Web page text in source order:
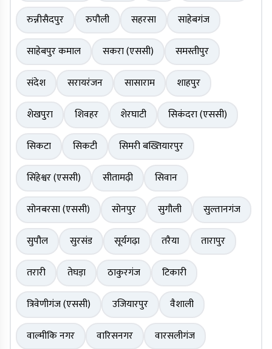
रुन्नीसैदपुर
रुपौली सहरसा
साहेबगंज
साहेबपुर कमाल
सकरा (एससी)
समस्तीपुर
संदेश
सरायरंजन सासाराम
शाहपुर
शेखपुरा
शिवहर शेरघाटी
सिकंदरा (एससी)
सिकटा
सिकटी
सिमरी बख्तियारपुर
सिंहेश्वर (एससी)
सीतामढ़ी
सिवान
सोनबरसा (एससी)
सोनपुर सुगौली
सुल्तानगंज
सुपौल
सुरसंड सूर्यगढ़ा तरैया
तारापुर
तरारी
तेघड़ा ठाकुरगंज
टिकारी
त्रिवेणीगंज (एससी)
उजियारपुर
वैशाली
वाल्मीकि नगर
वारिसनगर
वारसलीगंज